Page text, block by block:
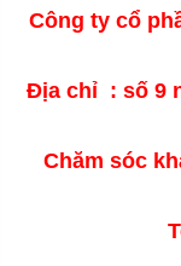
Công ty cổ
Địa chỉ : số 9
Chăm sóc